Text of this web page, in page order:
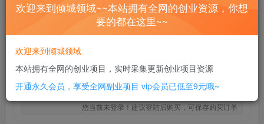
此内容为付费资源，请付费后查看
6
立即购买
您当前未登录！建议登陆后购买，可保存购买订单
欢迎来到倾城领域~~本站拥有全网的创业资源，你想
要的都在这里~~
欢迎来到倾城领域
本站拥有全网的创业项目，实时采集更新创业项目资源
开通永久会员，享受全网副业项目 vip会员已低至9元哦~